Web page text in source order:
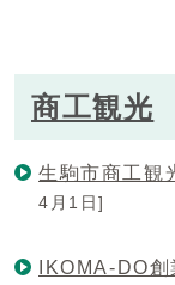
商工観光
生駒市商工観
4月1日]
IKOMA-DO